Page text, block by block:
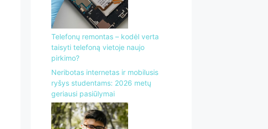
Telefonų remontas – kodėl verta
taisyti telefoną vietoje naujo
pirkimo?
Neribotas internetas ir mobilusis
ryšys studentams: 2026 metų
geriausi pasiūlymai